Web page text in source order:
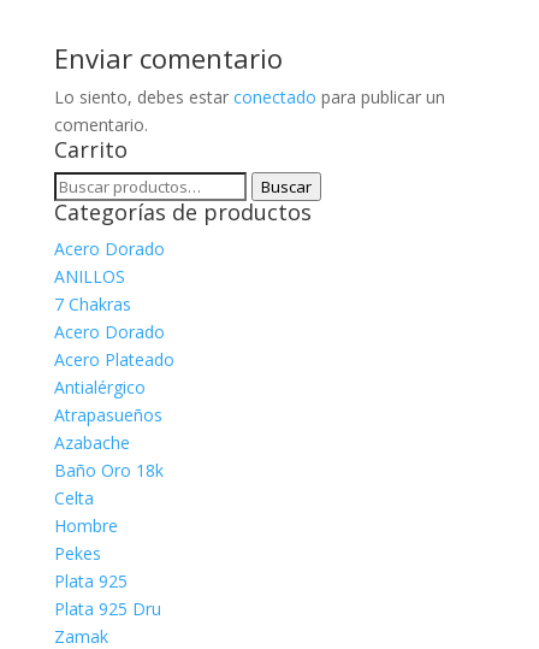
Enviar comentario
Lo siento, debes estar conectado para publicar un
comentario.
Carrito
Buscar
por:
Buscar
Categorías de productos
Acero Dorado
ANILLOS
7 Chakras
Acero Dorado
Acero Plateado
Antialérgico
Atrapasueños
Azabache
Baño Oro 18k
Celta
Hombre
Pekes
Plata 925
Plata 925 Dru
Zamak